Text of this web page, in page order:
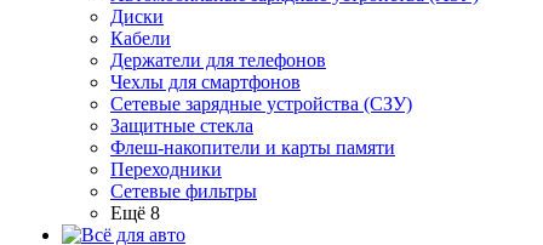
Диски
Кабели
Держатели для телефонов
Чехлы для смартфонов
Сетевые зарядные устройства (СЗУ)
Защитные стекла
Флеш-накопители и карты памяти
Переходники
Сетевые фильтры
Ещё 8